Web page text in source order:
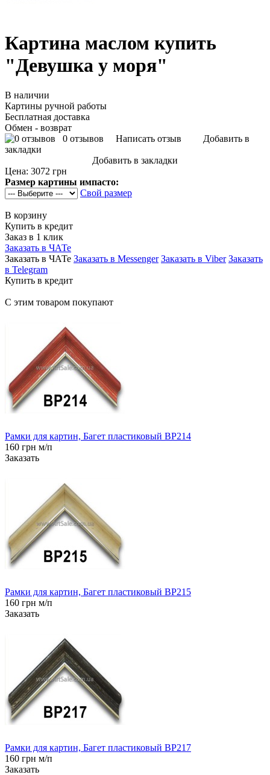
Картина маслом купить
"Девушка у моря"
В наличии
Картины ручной работы
Бесплатная доставка
Обмен - возврат
0 отзывов
Написать отзыв
Добавить в
закладки
Добавить в закладки
Цена: 3072 грн
Размер картины импасто:
Свой размер
В корзину
Купить в кредит
Заказ в 1 клик
Заказать в ЧАТе
Заказать в ЧАТе Заказать в Messenger Заказать в Viber Заказать
в Telegram
Купить в кредит
С этим товаром покупают
Рамки для картин, Багет пластиковый BP214
160 грн м/п
Заказать
Рамки для картин, Багет пластиковый BP215
160 грн м/п
Заказать
Рамки для картин, Багет пластиковый BP217
160 грн м/п
Заказать